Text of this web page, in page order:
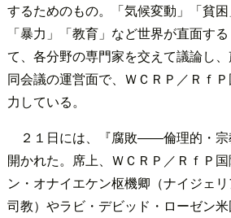
するためのもの。「気候変動」「貧困
「暴力」「教育」など世界が直面す
て、各分野の専門家を交えて議論し、
同会議の運営面で、ＷＣＲＰ／Ｒｆ
力している。
２１日には、『腐敗――倫理的・
開かれた。席上、ＷＣＲＰ／ＲｆＰ
ン・オナイエケン枢機卿（ナイジェ
司教）やラビ・デビッド・ローゼン